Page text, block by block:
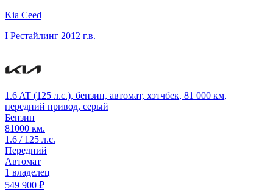
Kia Ceed
I Рестайлинг 2012 г.в.
1.6 AT (125 л.с.), бензин, автомат, хэтчбек, 81 000 км,
передний привод, серый
Бензин
81000 км.
1.6 / 125 л.с.
Передний
Автомат
1 владелец
549 900 ₽